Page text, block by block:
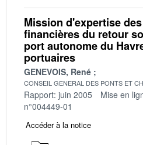
Mission d'expertise
financières du retour
port autonome du
portuaires
GENEVOIS, René
CONSEIL GENERAL DES PONTS ET
Rapport: juin 2005 Mise en
n°004449-01
Accéder à la notice